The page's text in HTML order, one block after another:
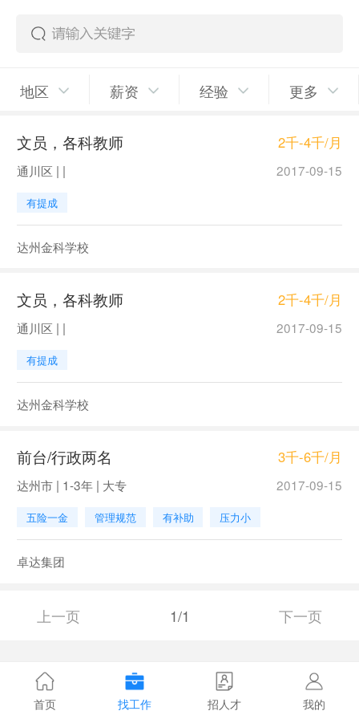
地区 薪资 经验 更多
文员，各科教师 2千-4千/月
通川区 | | 2017-09-15
有提成
达州金科学校
文员，各科教师 2千-4千/月
通川区 | | 2017-09-15
有提成
达州金科学校
前台/行政两名 3千-6千/月
达州市 | 1-3年 | 大专 2017-09-15
五险一金 管理规范 有补助 压力小
卓达集团
上一页 1/1 下一页
首页 找工作 招人才 我的